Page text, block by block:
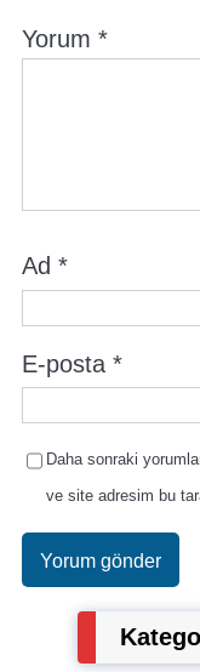
Yorum *
Ad *
E-posta *
Daha sonraki
ve site adresim bu